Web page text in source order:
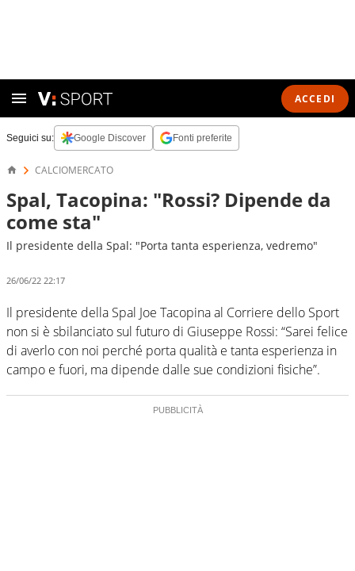
ACCEDI
Seguici su: Google Discover Fonti preferite
CALCIOMERCATO
Spal, Tacopina: "Rossi? Dipende da
come sta"
Il presidente della Spal: "Porta tanta esperienza, vedremo"
26/06/22 22:17
Il presidente della Spal Joe Tacopina al Corriere dello Sport
non si è sbilanciato sul futuro di Giuseppe Rossi: “Sarei felice
di averlo con noi perché porta qualità e tanta esperienza in
campo e fuori, ma dipende dalle sue condizioni fisiche”.